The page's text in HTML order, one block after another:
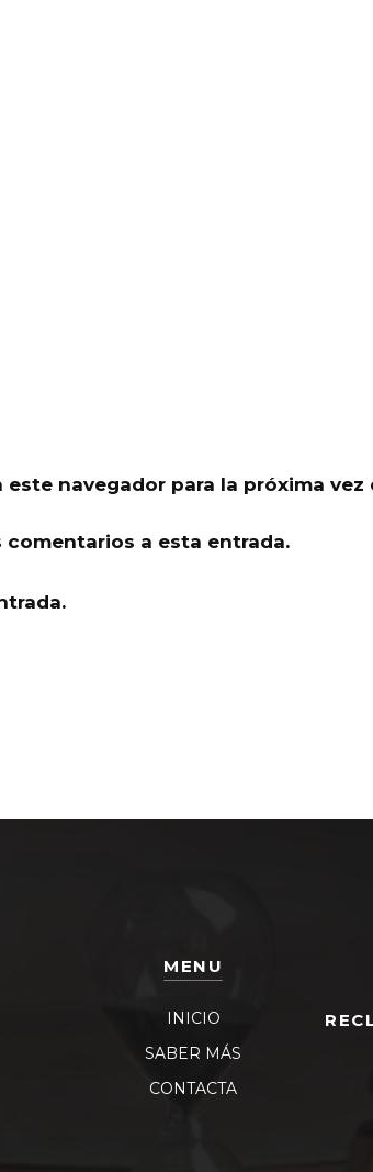
navegador para la próxima vez
a esta entrada.
MENU
INICIO
SABER MÁS
CONTACTA